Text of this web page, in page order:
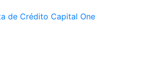
de Crédito Capital One